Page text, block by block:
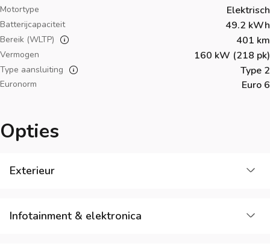
Motortype Elektrisch
Batterijcapaciteit 49.2 kWh
Bereik (WLTP) 401 km
Vermogen 160 kW (218 pk)
Type aansluiting Type 2
Euronorm Euro 6
Opties
Exterieur
Infotainment & elektronica